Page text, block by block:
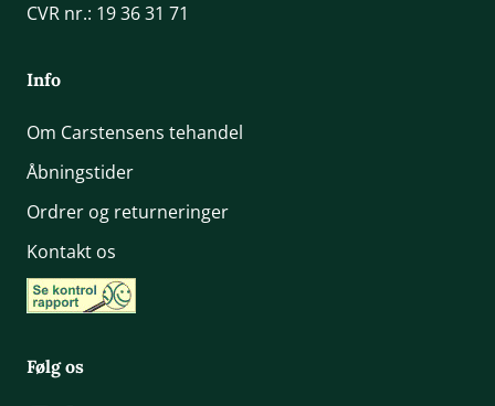
CVR nr.: 19 36 31 71
Info
Om Carstensens tehandel
Åbningstider
Ordrer og returneringer
Kontakt os
Følg os